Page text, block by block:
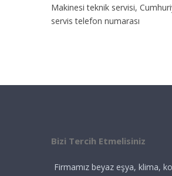
Makinesi teknik servisi,
servis telefon numarası
Bizi Tercih Etmelisiniz
Firmamız beyaz eşya, klima,